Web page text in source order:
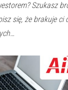
Szukasz
się, że brakuje ci